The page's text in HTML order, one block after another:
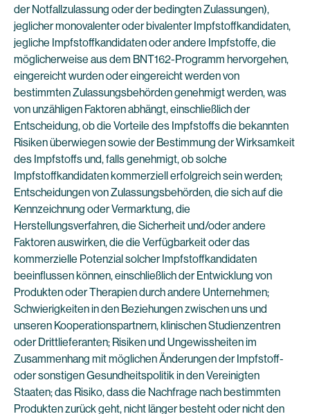
der Notfallzulassung oder der bedingten Zulassungen),
jeglicher monovalenter oder bivalenter Impfstoffkandidaten,
jegliche Impfstoffkandidaten oder andere Impfstoffe, die
möglicherweise aus dem BNT162-Programm hervorgehen,
eingereicht wurden oder eingereicht werden von
bestimmten Zulassungsbehörden genehmigt werden, was
von unzähligen Faktoren abhängt, einschließlich der
Entscheidung, ob die Vorteile des Impfstoffs die bekannten
Risiken überwiegen sowie der Bestimmung der Wirksamkeit
des Impfstoffs und, falls genehmigt, ob solche
Impfstoffkandidaten kommerziell erfolgreich sein werden;
Entscheidungen von Zulassungsbehörden, die sich auf die
Kennzeichnung oder Vermarktung, die
Herstellungsverfahren, die Sicherheit und/oder andere
Faktoren auswirken, die die Verfügbarkeit oder das
kommerzielle Potenzial solcher Impfstoffkandidaten
beeinflussen können, einschließlich der Entwicklung von
Produkten oder Therapien durch andere Unternehmen;
Schwierigkeiten in den Beziehungen zwischen uns und
unseren Kooperationspartnern, klinischen Studienzentren
oder Drittlieferanten; Risiken und Ungewissheiten im
Zusammenhang mit möglichen Änderungen der Impfstoff-
oder sonstigen Gesundheitspolitik in den Vereinigten
Staaten; das Risiko, dass die Nachfrage nach bestimmten
Produkten zurück geht, nicht länger besteht oder nicht den